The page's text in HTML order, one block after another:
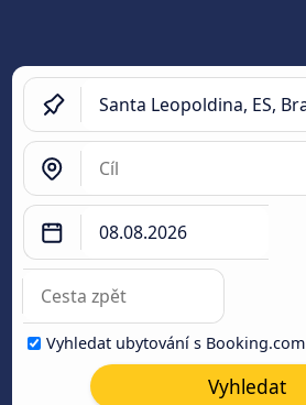
Vyhledat ubytování s Booking.com
Vyhledat